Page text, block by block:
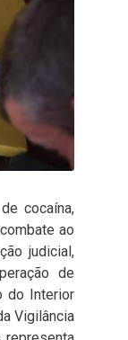
cocaína,
ao
judicial,
de
do Interior
Vigilância